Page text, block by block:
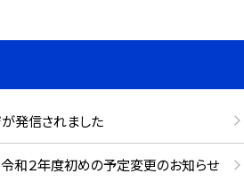
発信されました
和２年度初めの予定変更のお知らせ